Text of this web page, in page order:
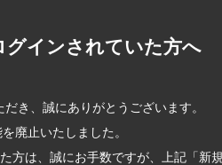
インされていた方へ
き、誠にありがとうございます。
廃止いたしました。
方は、誠にお手数ですが、上記「新